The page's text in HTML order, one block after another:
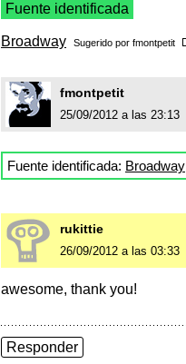
Fuente identificada
Broadway Sugerido por fmontpetit
fmontpetit
25/09/2012 a las 23:13
Fuente identificada: Broadway
rukittie
26/09/2012 a las 03:33
awesome, thank you!
Responder